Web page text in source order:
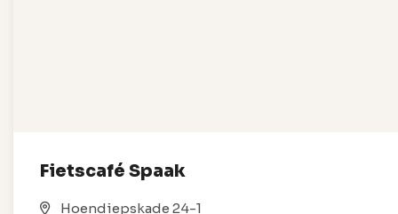
Fietscafé Spaak
Hoendiepskade 24-1